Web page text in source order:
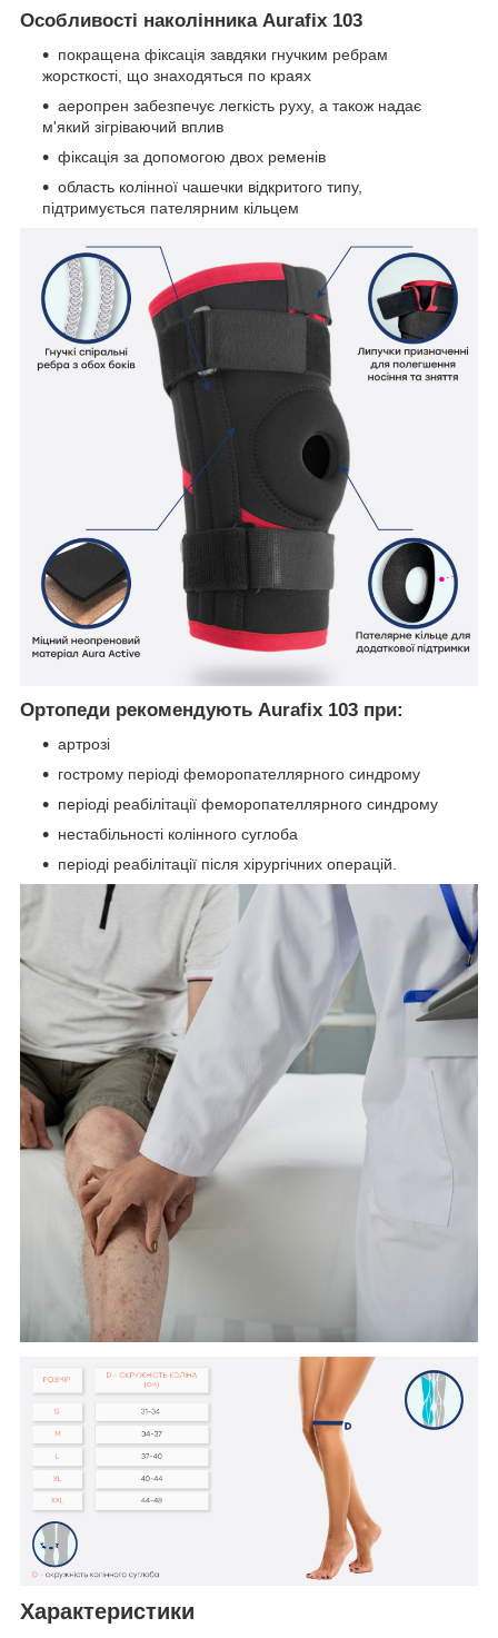
Особливості наколінника Aurafix 103
покращена фіксація завдяки гнучким ребрам
жорсткості, що знаходяться по краях
аеропрен забезпечує легкість руху, а також надає
м'який зігріваючий вплив
фіксація за допомогою двох ременів
область колінної чашечки відкритого типу,
підтримується пателярним кільцем
Ортопеди рекомендують Aurafix 103 при:
артрозі
гострому періоді феморопателлярного синдрому
періоді реабілітації феморопателлярного синдрому
нестабільності колінного суглоба
періоді реабілітації після хірургічних операцій.
Характеристики